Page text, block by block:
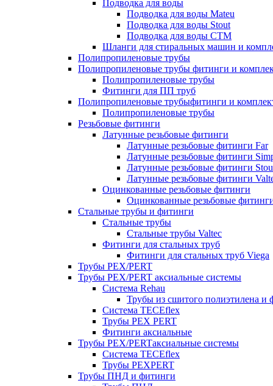
Подводка для воды
Подводка для воды Mateu
Подводка для воды Stout
Подводка для воды СТМ
Шланги для стиральных машин и
Полипропиленовые трубы
Полипропиленовые трубы фитинги и
Полипропиленовые трубы
Фитинги для ПП труб
Полипропиленовые трубыфитинги и
Полипропиленовые трубы
Резьбовые фитинги
Латунные резьбовые фитинги
Латунные резьбовые фитинги Far
Латунные резьбовые фитинги
Латунные резьбовые фитинги
Латунные резьбовые фитинги
Оцинкованные резьбовые фитинги
Оцинкованные резьбовые
Стальные трубы и фитинги
Стальные трубы
Стальные трубы Valtec
Фитинги для стальных труб
Фитинги для стальных труб Viega
Трубы PEX/PERT
Трубы PEX/PERT аксиальные системы
Система Rehau
Трубы из сшитого полиэтилена и
Система TECEflex
Трубы PEX PERT
Фитинги аксиальные
Трубы PEX/PERTаксиальные системы
Система TECEflex
Трубы PEXPERT
Трубы ПНД и фитинги